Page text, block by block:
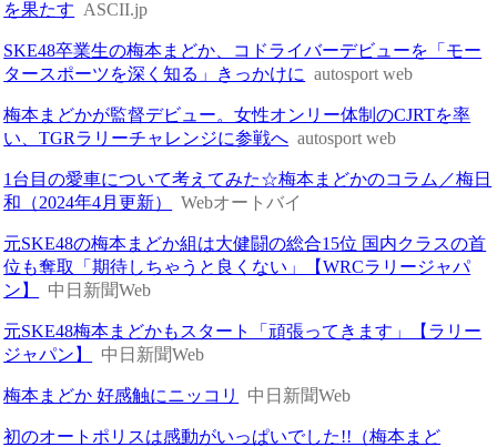
を果たす ASCII.jp
SKE48卒業生の梅本まどか、コドライバーデビューを「モー
タースポーツを深く知る」きっかけに autosport web
梅本まどかが監督デビュー。女性オンリー体制のCJRTを率
い、TGRラリーチャレンジに参戦へ autosport web
1台目の愛車について考えてみた☆梅本まどかのコラム／梅日
和（2024年4月更新）
Webオートバイ
元SKE48の梅本まどか組は大健闘の総合15位 国内クラスの首
位も奪取「期待しちゃうと良くない」【WRCラリージャパ
ン】
中日新聞Web
元SKE48梅本まどかもスタート「頑張ってきます」【ラリー
ジャパン】
中日新聞Web
梅本まどか 好感触にニッコリ 中日新聞Web
初のオートポリスは感動がいっぱいでした!!（梅本まど